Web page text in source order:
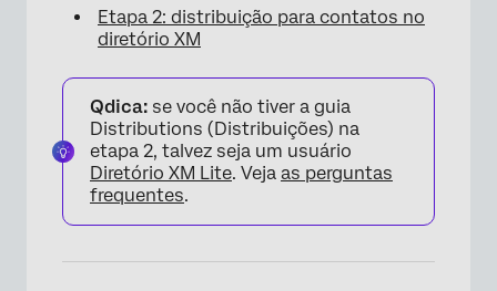
Etapa 2: distribuição para contatos no
diretório XM
Qdica: se você não tiver a guia
Distributions (Distribuições) na
etapa 2, talvez seja um usuário
Diretório XM Lite. Veja as perguntas
frequentes.